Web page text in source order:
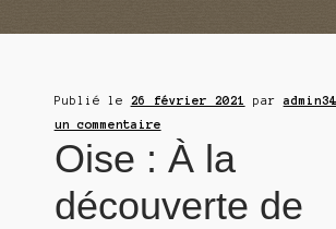
Publié le 26 février 2021 par
un commentaire
Oise : À la
découverte de